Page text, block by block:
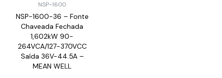
NSP-1600
NSP-1600-36 – Fonte
Chaveada Fechada
1,602kW 90-
264VCA/127-370VCC
Saída 36V-44.5A –
MEAN WELL